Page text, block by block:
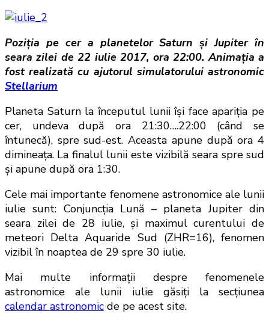
Poziţia pe cer a planetelor Saturn şi Jupiter în
seara zilei de 22 iulie 2017, ora 22:00. Animaţia a
fost realizată cu ajutorul simulatorului astronomic
Stellarium
Planeta Saturn la începutul lunii îşi face apariţia pe
cer, undeva după ora 21:30….22:00 (când se
întunecă), spre sud-est. Aceasta apune după ora 4
dimineaţa. La finalul lunii este vizibilă seara spre sud
şi apune după ora 1:30.
Cele mai importante fenomene astronomice ale lunii
iulie sunt: Conjuncţia Lună – planeta Jupiter din
seara zilei de 28 iulie, şi maximul curentului de
meteori Delta Aquaride Sud (ZHR=16), fenomen
vizibil în noaptea de 29 spre 30 iulie.
Mai multe informaţii despre fenomenele
astronomice ale lunii iulie găsiţi la secţiunea
calendar astronomic de pe acest site.